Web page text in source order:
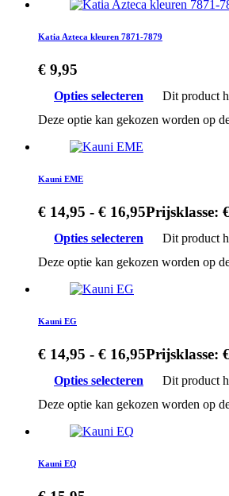
Katia Azteca kleuren 7871-7879
€ 9,95
Opties selecteren
Dit product
Deze optie kan gekozen worden op
Kauni EME
€ 14,95 - € 16,95Prijsklasse:
Opties selecteren
Dit product
Deze optie kan gekozen worden op
Kauni EG
€ 14,95 - € 16,95Prijsklasse:
Opties selecteren
Dit product
Deze optie kan gekozen worden op
Kauni EQ